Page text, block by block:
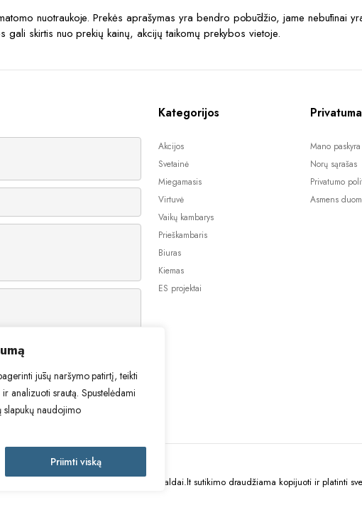
jūsų naršymo patirtį, teikti
analizuoti srautą. Spustelėdami
slapukų naudojimo
Priimti viską
nuotraukoje. Prekės aprašymas yra bendro pobūdžio, jame nebūtinai
gali skirtis nuo prekių kainų, akcijų taikomų prekybos vietoje.
Kategorijos
Akcijos
Svetainė
Miegamasis
Virtuvė
Vaikų kambarys
Prieškambaris
Biuras
Kiemas
ES projektai
Mano paskyra
Norų sąrašas
Privatumo
Asmens
2024 © Visos teisės saugomos. Be TauBaldai.lt sutikimo draudžiama kopijuoti ir platinti